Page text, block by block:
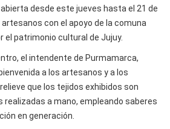
desde este jueves hasta el 21 de
con el apoyo de la comuna
el patrimonio cultural de Jujuy.
el intendente de Purmamarca,
a los artesanos y a los
que los tejidos exhibidos son
a mano, empleando saberes
en generación.